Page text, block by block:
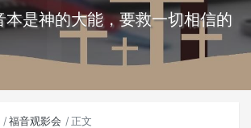
本是神的大能，要救一切相信的
福音观影会 正文